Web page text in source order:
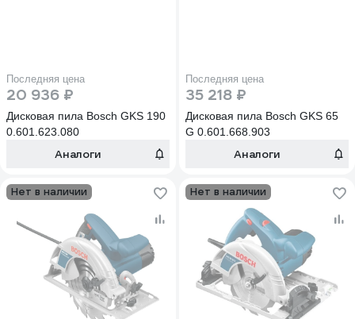
Последняя цена
20 936 ₽
Дисковая пила Bosch GKS 190
0.601.623.080
Аналоги
Последняя цена
35 218 ₽
Дисковая пила Bosch GKS 65
G 0.601.668.903
Аналоги
Нет в наличии Нет в наличии